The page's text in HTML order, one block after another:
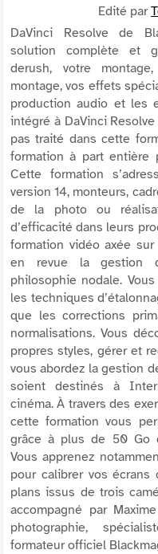
Edité par
DaVinci Resolve de
solution complète et
derush, votre
montage, vos effets
production audio et les
intégré à DaVinci
pas traité dans cette
formation à part entière
Cette formation
version 14, monteurs,
de la photo ou
d’efficacité dans leurs
formation vidéo axée sur
en revue la gestion
philosophie nodale.
les techniques
que les corrections
normalisations. Vous
propres styles, gérer et
vous abordez la gestion
soient destinés à
cinéma. À travers des
cette formation vous
grâce à plus de 50 Go
Vous apprenez
pour calibrer vos
plans issus de trois
accompagné par
photographie,
formateur officiel